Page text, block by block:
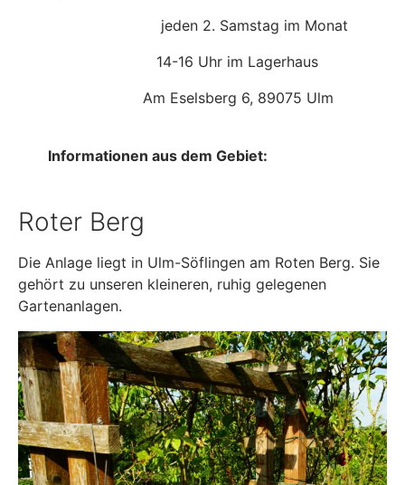
jeden 2. Samstag im Monat
14-16 Uhr im Lagerhaus
Am Eselsberg 6, 89075 Ulm
Informationen aus dem Gebiet:
Roter Berg
Die Anlage liegt in Ulm-Söflingen am Roten Berg. Sie
gehört zu unseren kleineren, ruhig gelegenen
Gartenanlagen.